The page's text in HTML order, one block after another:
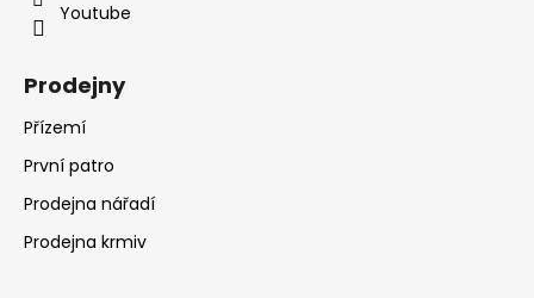
D
o
p
o
r
Youtube
Prodejny
Přízemí
První patro
Prodejna nářadí
Prodejna krmiv